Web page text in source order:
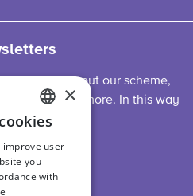
news about our scheme,
and more. In this way
ENGLISH
DUTCH
GERMAN
×
improve user
you
with